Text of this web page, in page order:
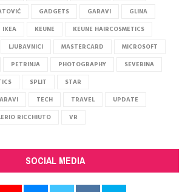
GADGETS GARAVI
GLINA
IKEA KEUNE
KEUNE HAIRCOSMETICS
LJUBAVNICI MASTERCARD
MICROSOFT
PETRINJA PHOTOGRAPHY
SEVERINA
SPLIT
STAR
TECH TRAVEL
UPDATE
RICCHIUTO VR
SOCIAL MEDIA